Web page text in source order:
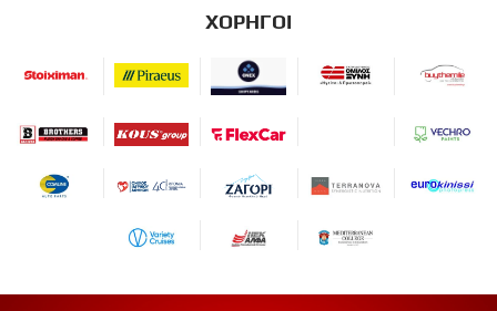
ΧΟΡΗΓΟΙ